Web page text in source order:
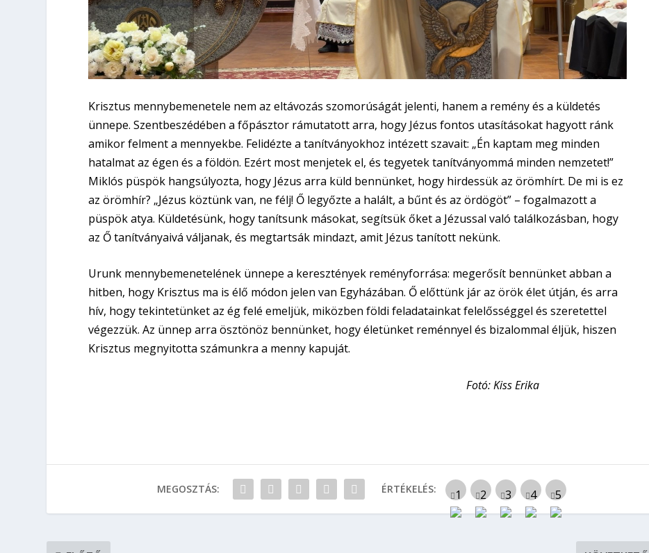
Krisztus mennybemenetele nem az eltávozás szomorúságát jelenti, hanem a remény és a küldetés
ünnepe. Szentbeszédében a főpásztor rámutatott arra, hogy Jézus fontos utasításokat hagyott ránk
amikor felment a mennyekbe. Felidézte a tanítványokhoz intézett szavait: „Én kaptam meg minden
hatalmat az égen és a földön. Ezért most menjetek el, és tegyetek tanítványommá minden nemzetet!”
Miklós püspök hangsúlyozta, hogy Jézus arra küld bennünket, hogy hirdessük az örömhírt. De mi is ez
az örömhír? „Jézus köztünk van, ne félj! Ő legyőzte a halált, a bűnt és az ördögöt” – fogalmazott a
püspök atya. Küldetésünk, hogy tanítsunk másokat, segítsük őket a Jézussal való találkozásban, hogy
az Ő tanítványaivá váljanak, és megtartsák mindazt, amit Jézus tanított nekünk.
Urunk mennybemenetelének ünnepe a keresztények reményforrása: megerősít bennünket abban a
hitben, hogy Krisztus ma is élő módon jelen van Egyházában. Ő előttünk jár az örök élet útján, és arra
hív, hogy tekintetünket az ég felé emeljük, miközben földi feladatainkat felelősséggel és szeretettel
végezzük. Az ünnep arra ösztönöz bennünket, hogy életünket reménnyel és bizalommal éljük, hiszen
Krisztus megnyitotta számunkra a menny kapuját.
Fotó: Kiss Erika
MEGOSZTÁS: ÉRTÉKELÉS: